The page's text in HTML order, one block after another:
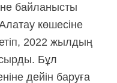
байланысты
көшесіне
2022 жылдың
Бұл
дейін баруға